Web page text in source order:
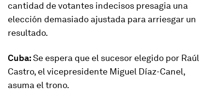
cantidad de votantes indecisos presagia una
elección demasiado ajustada para arriesgar un
resultado.
Cuba:Se espera que el sucesor elegido por Raúl
Castro, el vicepresidente Miguel Díaz-Canel,
asuma el trono.